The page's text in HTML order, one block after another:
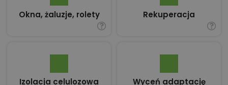
Okna, żaluzje, rolety Rekuperacja
Izolacja celulozowa Wyceń adaptację